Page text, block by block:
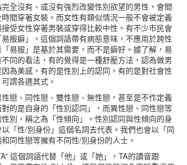
完全沒有、或沒有強烈改變性別欲望的男性，會間
間穿著女裝。而女性有類似情況一般不會被定義
受女性穿著男裝或穿得比較中性。有不少市民會
服癖」，這個詞語帶有病態意味，不應用於跨性
易服」是基於其需要，而不是癖好。據了解，易
同的看法，有的覺得是一種舒壓方法，認為做男
為美感，有的是性別上的認同，有的是對社會性
謂各適其式。
戀、同性戀、雙性戀、無性戀，甚至是不作定義
的是自身的「性別認同」，而異性戀、同性戀等
別，稱之為「性傾向」。性別認同與性傾向的身
「性/別身份」這個名詞去代表。我們也會以「同
同性戀等擁有不同性/別身份的人士。
這個詞語代替「他」或「她」，TA的讀音跟